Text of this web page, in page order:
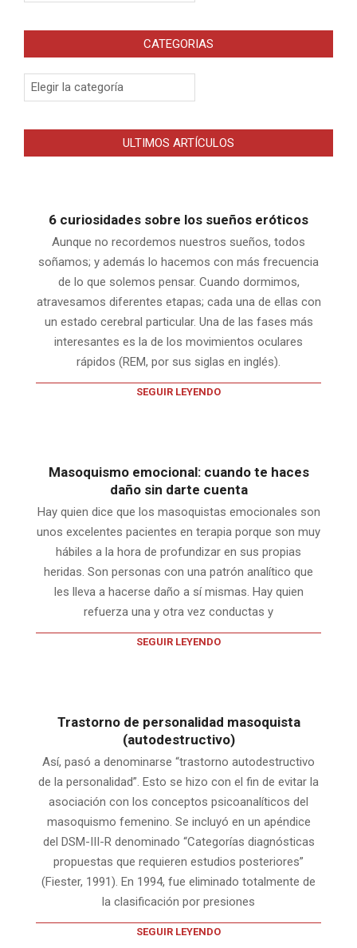
CATEGORIAS
Categorias
ULTIMOS ARTÍCULOS
6 curiosidades sobre los sueños eróticos
Aunque no recordemos nuestros sueños, todos
soñamos; y además lo hacemos con más frecuencia
de lo que solemos pensar. Cuando dormimos,
atravesamos diferentes etapas; cada una de ellas con
un estado cerebral particular. Una de las fases más
interesantes es la de los movimientos oculares
rápidos (REM, por sus siglas en inglés).
SEGUIR LEYENDO
Masoquismo emocional: cuando te haces
daño sin darte cuenta
Hay quien dice que los masoquistas emocionales son
unos excelentes pacientes en terapia porque son muy
hábiles a la hora de profundizar en sus propias
heridas. Son personas con una patrón analítico que
les lleva a hacerse daño a sí mismas. Hay quien
refuerza una y otra vez conductas y
SEGUIR LEYENDO
Trastorno de personalidad masoquista
(autodestructivo)
Así, pasó a denominarse “trastorno autodestructivo
de la personalidad”. Esto se hizo con el fin de evitar la
asociación con los conceptos psicoanalíticos del
masoquismo femenino. Se incluyó en un apéndice
del DSM-III-R denominado “Categorías diagnósticas
propuestas que requieren estudios posteriores”
(Fiester, 1991). En 1994, fue eliminado totalmente de
la clasificación por presiones
SEGUIR LEYENDO